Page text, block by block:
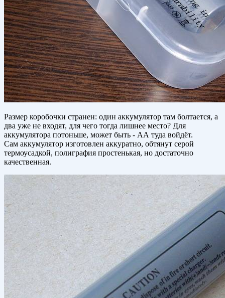
Размер коробочки странен: один аккумулятор там болтается, а
два уже не входят, для чего тогда лишнее место? Для
аккумулятора потоньше, может быть - АА туда войдёт.
Сам аккумулятор изготовлен аккуратно, обтянут серой
термоусадкой, полиграфия простенькая, но достаточно
качественная.